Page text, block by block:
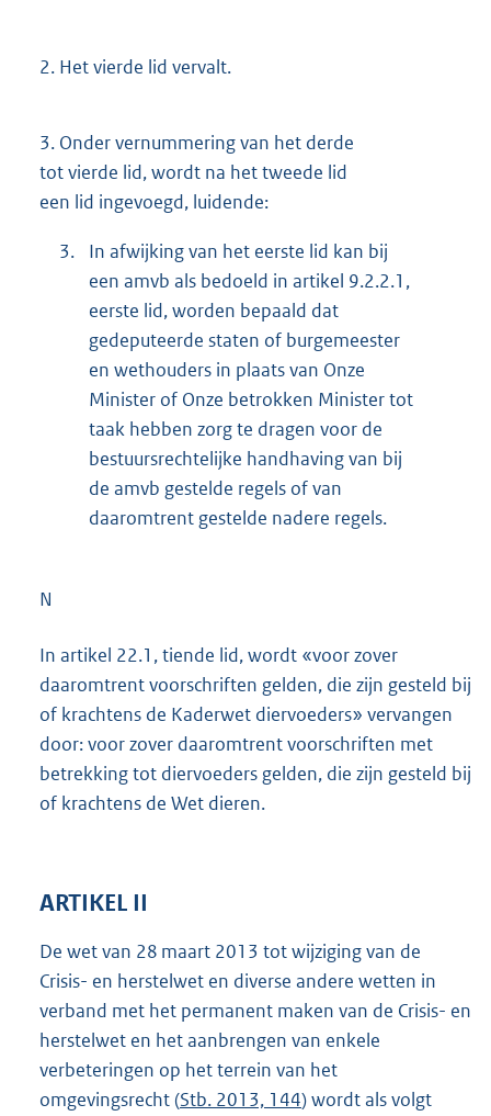
2. Het vierde lid vervalt.
3. Onder vernummering van het derde
tot vierde lid, wordt na het tweede lid
een lid ingevoegd, luidende:
3.
In afwijking van het eerste lid kan bij
een amvb als bedoeld in artikel 9.2.2.1,
eerste lid, worden bepaald dat
gedeputeerde staten of burgemeester
en wethouders in plaats van Onze
Minister of Onze betrokken Minister tot
taak hebben zorg te dragen voor de
bestuursrechtelijke handhaving van bij
de amvb gestelde regels of van
daaromtrent gestelde nadere regels.
N
In artikel 22.1, tiende lid, wordt «voor zover
daaromtrent voorschriften gelden, die zijn gesteld bij
of krachtens de Kaderwet diervoeders» vervangen
door: voor zover daaromtrent voorschriften met
betrekking tot diervoeders gelden, die zijn gesteld bij
of krachtens de Wet dieren.
ARTIKEL II
De wet van 28 maart 2013 tot wijziging van de
Crisis- en herstelwet en diverse andere wetten in
verband met het permanent maken van de Crisis- en
herstelwet en het aanbrengen van enkele
verbeteringen op het terrein van het
omgevingsrecht (Stb. 2013, 144) wordt als volgt